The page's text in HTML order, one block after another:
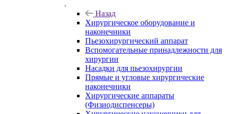
Назад
Хирургическое оборудование и
наконечники
Пьезохирургический аппарат
Вспомогательные принадлежности для
хирургии
Насадки для пьезохирургии
Прямые и угловые хирургические
наконечники
Хирургические аппараты
(Физиодиспенсеры)